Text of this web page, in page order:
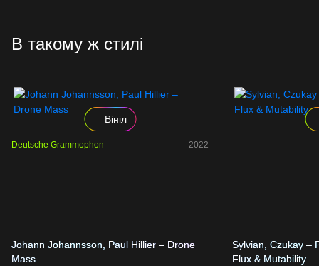
В такому ж стилі
Вініл
Deutsche Grammophon 2022
Johann Johannsson, Paul Hillier – Drone
Mass
Sylvian, Czukay –
Flux & Mutability